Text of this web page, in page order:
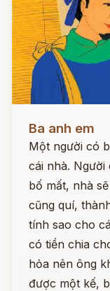
Ba anh em
Một người có
cái nhà.
bố mất, nhà
cũng quí,
tính sao cho
có tiền chia
hỏa nên ông
được một kế,